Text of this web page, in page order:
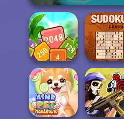
Tropical Cubes
2048
Sudoku